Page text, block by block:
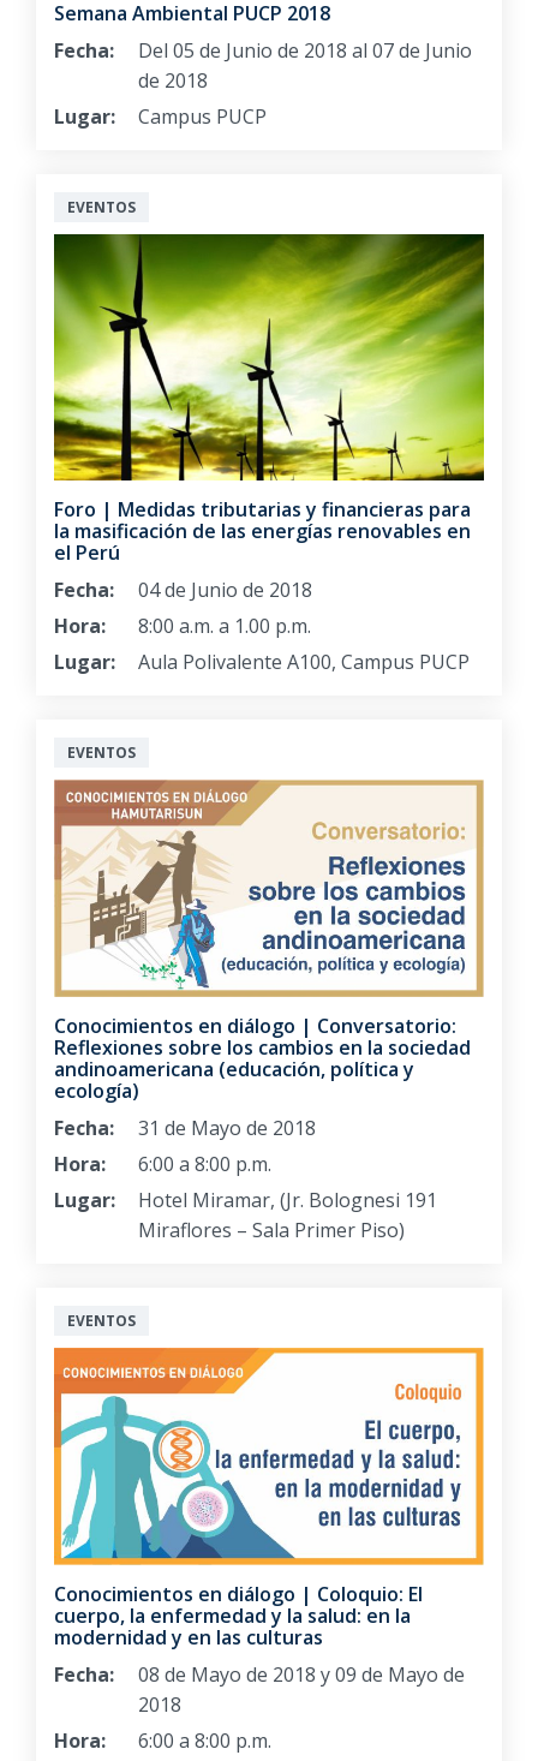
Semana Ambiental PUCP 2018
Fecha:
Del 05 de Junio de 2018 al 07 de Junio
de 2018
Lugar:
Campus PUCP
EVENTOS
Foro | Medidas tributarias y financieras para
la masificación de las energías renovables en
el Perú
Fecha:
04 de Junio de 2018
Hora:
8:00 a.m. a 1.00 p.m.
Lugar:
Aula Polivalente A100, Campus PUCP
EVENTOS
Conocimientos en diálogo | Conversatorio:
Reflexiones sobre los cambios en la sociedad
andinoamericana (educación, política y
ecología)
Fecha:
31 de Mayo de 2018
Hora:
6:00 a 8:00 p.m.
Lugar:
Hotel Miramar, (Jr. Bolognesi 191
Miraflores – Sala Primer Piso)
EVENTOS
Conocimientos en diálogo | Coloquio: El
cuerpo, la enfermedad y la salud: en la
modernidad y en las culturas
Fecha:
08 de Mayo de 2018 y 09 de Mayo de
2018
Hora:
6:00 a 8:00 p.m.